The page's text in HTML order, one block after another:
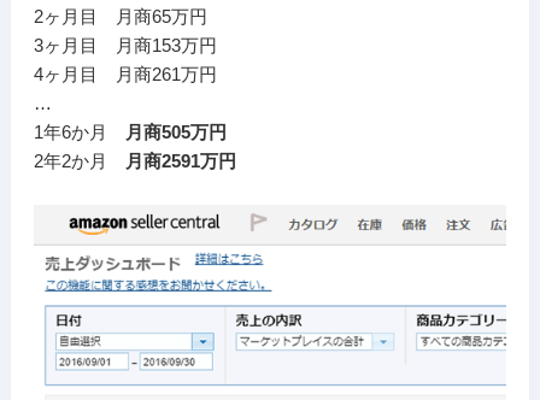
2ヶ月目 月商65万円
3ヶ月目 月商153万円
4ヶ月目 月商261万円
…
1年6か月
月商505万円
2年2か月
月商2591万円